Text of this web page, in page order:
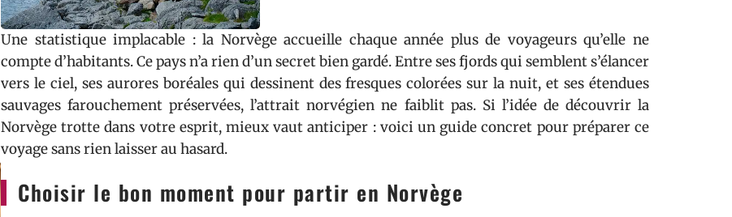
Une statistique implacable : la Norvège accueille chaque année plus de voyageurs qu’elle ne
compte d’habitants. Ce pays n’a rien d’un secret bien gardé. Entre ses fjords qui semblent s’élancer
vers le ciel, ses aurores boréales qui dessinent des fresques colorées sur la nuit, et ses étendues
sauvages farouchement préservées, l’attrait norvégien ne faiblit pas. Si l’idée de découvrir la
Norvège trotte dans votre esprit, mieux vaut anticiper : voici un guide concret pour préparer ce
voyage sans rien laisser au hasard.
Choisir le bon moment pour partir en Norvège